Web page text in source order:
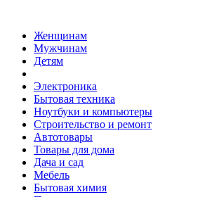
Женщинам
Мужчинам
Детям
Электроника
Бытовая техника
Ноутбуки и компьютеры
Строительство и ремонт
Автотовары
Товары для дома
Дача и сад
Мебель
Бытовая химия